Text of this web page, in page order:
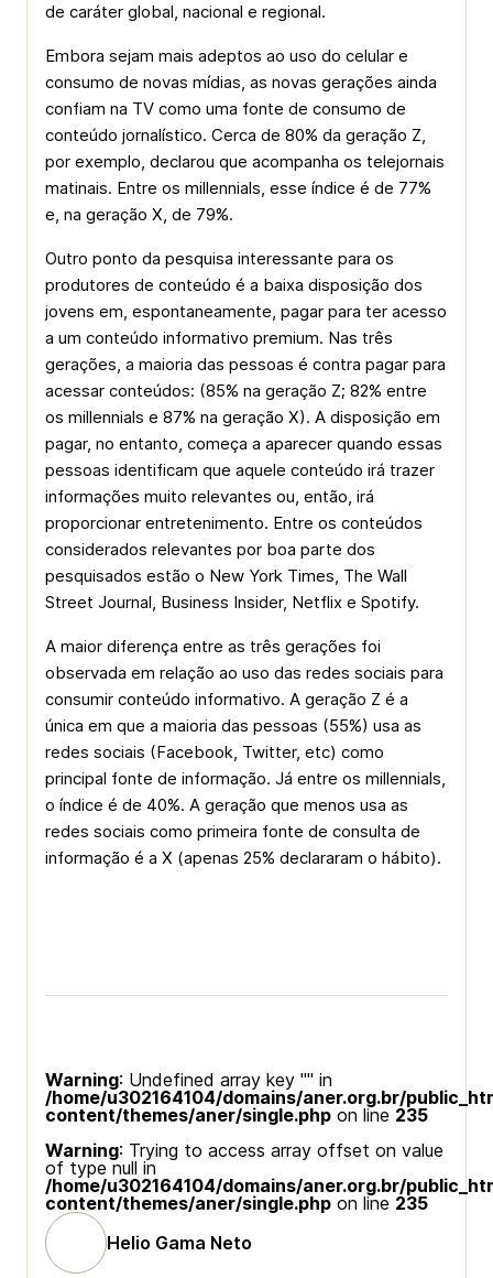
de caráter global, nacional e regional.
Embora sejam mais adeptos ao uso do celular e
consumo de novas mídias, as novas gerações ainda
confiam na TV como uma fonte de consumo de
conteúdo jornalístico. Cerca de 80% da geração Z,
por exemplo, declarou que acompanha os telejornais
matinais. Entre os millennials, esse índice é de 77%
e, na geração X, de 79%.
Outro ponto da pesquisa interessante para os
produtores de conteúdo é a baixa disposição dos
jovens em, espontaneamente, pagar para ter acesso
a um conteúdo informativo premium. Nas três
gerações, a maioria das pessoas é contra pagar para
acessar conteúdos: (85% na geração Z; 82% entre
os millennials e 87% na geração X). A disposição em
pagar, no entanto, começa a aparecer quando essas
pessoas identificam que aquele conteúdo irá trazer
informações muito relevantes ou, então, irá
proporcionar entretenimento. Entre os conteúdos
considerados relevantes por boa parte dos
pesquisados estão o New York Times, The Wall
Street Journal, Business Insider, Netflix e Spotify.
A maior diferença entre as três gerações foi
observada em relação ao uso das redes sociais para
consumir conteúdo informativo. A geração Z é a
única em que a maioria das pessoas (55%) usa as
redes sociais (Facebook, Twitter, etc) como
principal fonte de informação. Já entre os millennials,
o índice é de 40%. A geração que menos usa as
redes sociais como primeira fonte de consulta de
informação é a X (apenas 25% declararam o hábito).
Warning: Undefined array key "" in
/home/u302164104/domains/aner.org.br/
content/themes/aner/single.php on line 235
Warning: Trying to access array offset on value
of type null in
/home/u302164104/domains/aner.org.br/
content/themes/aner/single.php on line 235
Helio Gama Neto